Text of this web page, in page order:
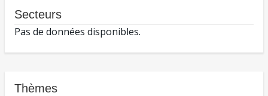
Secteurs
Pas de données disponibles.
Thèmes